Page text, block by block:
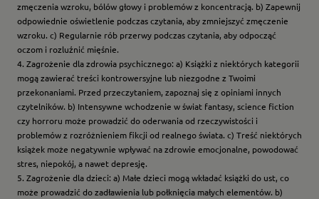
zmęczenia wzroku, bólów głowy i problemów z koncentracją. b) Zapewnij
odpowiednie oświetlenie podczas czytania, aby zmniejszyć zmęczenie
wzroku. c) Regularnie rób przerwy podczas czytania, aby odpocząć
oczom i rozluźnić mięśnie.
4. Zagrożenie dla zdrowia psychicznego: a) Książki z niektórych kategorii
mogą zawierać treści kontrowersyjne lub niezgodne z Twoimi
przekonaniami. Przed przeczytaniem, zapoznaj się z opiniami innych
czytelników. b) Intensywne wchodzenie w świat fantasy, science fiction
czy horroru może prowadzić do oderwania od rzeczywistości i
problemów z rozróżnieniem fikcji od realnego świata. c) Treść niektórych
książek może negatywnie wpływać na zdrowie emocjonalne, powodować
stres, niepokój, a nawet depresję.
5. Zagrożenie dla dzieci: a) Małe dzieci mogą wkładać książki do ust, co
może prowadzić do zadławienia lub połknięcia małych elementów. b)